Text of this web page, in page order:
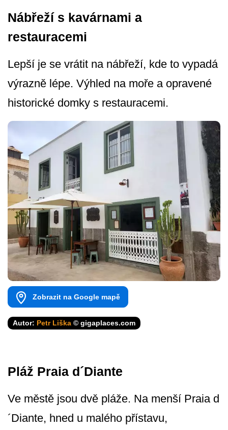
Nábřeží s kavárnami a
restauracemi
Lepší je se vrátit na nábřeží, kde to vypadá
výrazně lépe. Výhled na moře a opravené
historické domky s restauracemi.
Zobrazit na Google mapě
Autor: Petr Liška © gigaplaces.com
Pláž Praia d´Diante
Ve městě jsou dvě pláže. Na menší Praia d
´Diante, hned u malého přístavu,